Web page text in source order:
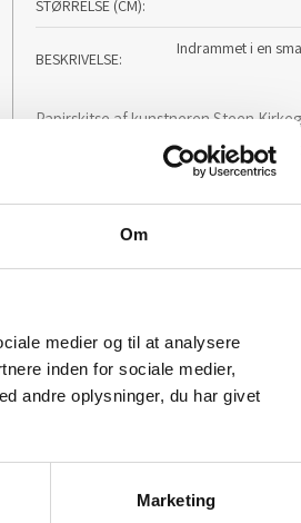
Om
medier og til at analysere
inden for sociale medier,
andre oplysninger, du har givet
Marketing
STØRRELSE (CM)
BESKRIVELSE
Indrammet i en
Papirskitse af kunstneren Steen
Erichsen indrammet med
Str. 26 x 33 cm